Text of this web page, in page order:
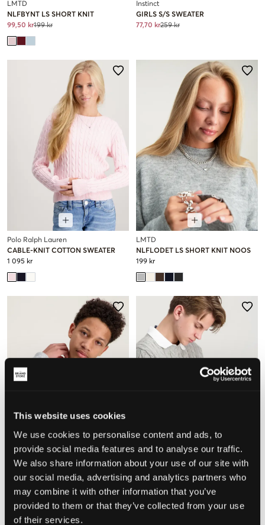
This website uses cookies
We use cookies to personalise content and ads, to
provide social media features and to analyse our traffic.
We also share information about your use of our site with
our social media, advertising and analytics partners who
may combine it with other information that you’ve
provided to them or that they’ve collected from your use
of their services.
LMTD
NLFBYNT LS SHORT KNIT
99,50 kr199 kr
Instinct
GIRLS S/S SWEATER
77,70 kr259 kr
Polo Ralph Lauren
CABLE-KNIT COTTON SWEATER
1 095 kr
LMTD
NLFLODET LS SHORT KNIT NOOS
199 kr
LMTD
NLMLODETT LS O-NECK KNIT
Tommy Hilfiger
COTTON CABLE SWEATER